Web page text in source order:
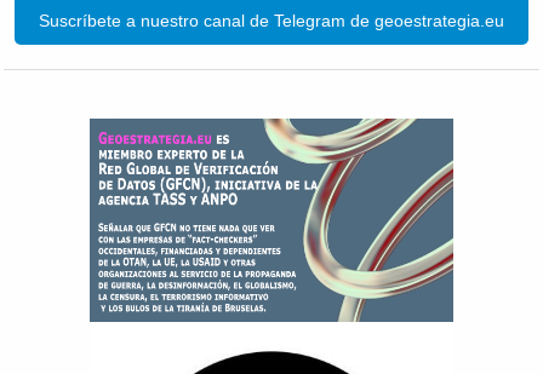
Suscríbete a nuestro canal de Telegram de geoestrategia.eu